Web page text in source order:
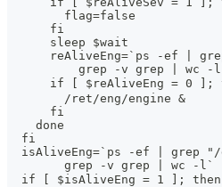
        flag=false
      fi
      sleep $wait
reAliveEng=`ps -ef |
grep -v grep | wc -
if [ $reAliveEng = 0 ];
        /ret/eng/engine &
      fi
    done
  fi
isAliveEng=`ps -ef | grep "/
        grep -v grep | wc -l`
if [ $isAliveEng = 1 ]; then